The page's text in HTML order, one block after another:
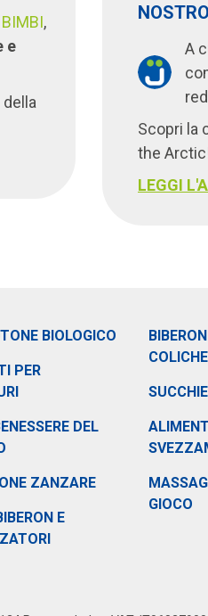
,
e
A
Scopri la
the
LEGGI
BIOLOGICO
PER
DEL
ZANZARE
E
COLICHE
GIOCO